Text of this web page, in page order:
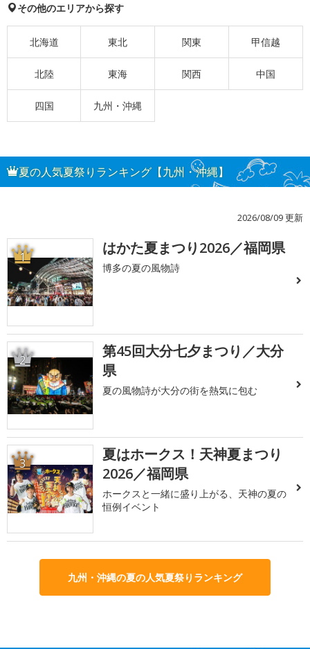
その他のエリアから探す
北海道 東北 関東 甲信越
北陸 東海 関西 中国
四国 九州・沖縄
夏の人気夏祭りランキング【九州・沖縄】
2026/08/09 更新
1 はかた夏まつり2026／福岡県
博多の夏の風物詩
2
第45回大分七夕まつり／大分
県
夏の風物詩が大分の街を熱気に包む
3
夏はホークス！天神夏まつり
2026／福岡県
ホークスと一緒に盛り上がる、天神の夏の
恒例イベント
九州・沖縄の夏の人気夏祭りランキング